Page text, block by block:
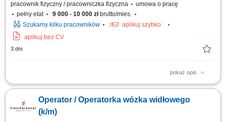
pracownik fizyczny / pracowniczka fizyczna
umowa o pracę
pełny etat
9 000 - 10 000 złbrutto/mies.
Szukamy kilku pracowników
aplikuj szybko
aplikuj bez CV
3 dni
pokaż opis
Opis stanowiska: transport materiałów i części między działami
wspieranie procesów logistycznych i produkcyjnych, kontrola
terminowości dostaw komponentów na linię, utrzymywanie porządku i
Operator / Operatorka wózka widłowego
(k/m)